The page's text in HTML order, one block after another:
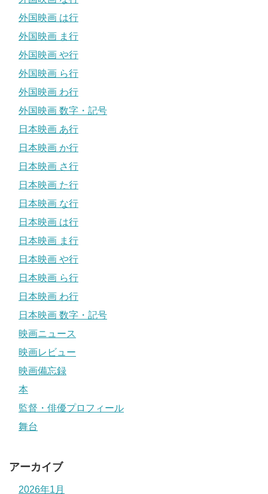
外国映画 は行
外国映画 ま行
外国映画 や行
外国映画 ら行
外国映画 わ行
外国映画 数字・記号
日本映画 あ行
日本映画 か行
日本映画 さ行
日本映画 た行
日本映画 な行
日本映画 は行
日本映画 ま行
日本映画 や行
日本映画 ら行
日本映画 わ行
日本映画 数字・記号
映画ニュース
映画レビュー
映画備忘録
本
監督・俳優プロフィール
舞台
アーカイブ
2026年1月